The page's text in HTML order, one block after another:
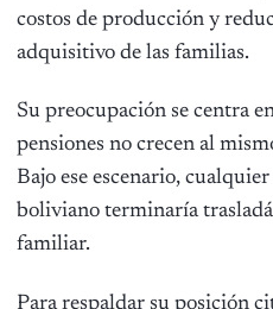
costos de producción y
adquisitivo de las familias.
Su preocupación se centra
pensiones no crecen al
Bajo ese escenario,
boliviano terminaría
familiar.
Para respaldar su posición